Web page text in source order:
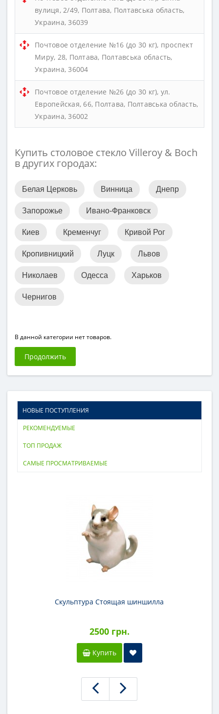
вулиця, 2/49, Полтава, Полтавська область,
Украина, 36039
Почтовое отделение №16 (до 30 кг), проспект
Миру, 28, Полтава, Полтавська область,
Украина, 36004
Почтовое отделение №26 (до 30 кг), ул.
Европейская, 66, Полтава, Полтавська область,
Украина, 36002
Купить столовое стекло Villeroy & Boch
в других городах:
Белая Церковь Винница Днепр
Запорожье Ивано-Франковск
Киев Кременчуг Кривой Рог
Кропивницкий Луцк Львов
Николаев Одесса Харьков
Чернигов
В данной категории нет товаров.
Продолжить
НОВЫЕ ПОСТУПЛЕНИЯ
РЕКОМЕНДУЕМЫЕ
ТОП ПРОДАЖ
САМЫЕ ПРОСМАТРИВАЕМЫЕ
Скульптура Стоящая шиншилла
2500 грн.
Купить